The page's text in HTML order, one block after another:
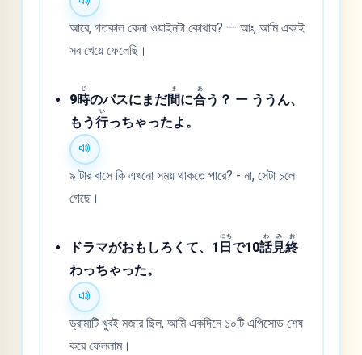
আরে, গতকাল কেনা ওয়াইনটা কোথায়? — আঃ, আমি একাই
সব খেয়ে ফেলেছি।
9時
じ
のバスにまだ間
ま
に合
あ
う？ ー ううん、
もう行
い
っちゃったよ。
৯ টার বাসে কি এখনো সময় থাকতে পারে? - না, সেটা চলে
গেছে।
ドラマがおもしろくて、1 日
にち
で10話
わ
見
み
終
お
わっちゃった。
ড্রামাটি খুবই মজার ছিল, আমি একদিনে ১০টি এপিসোড শেষ
করে ফেললাম।